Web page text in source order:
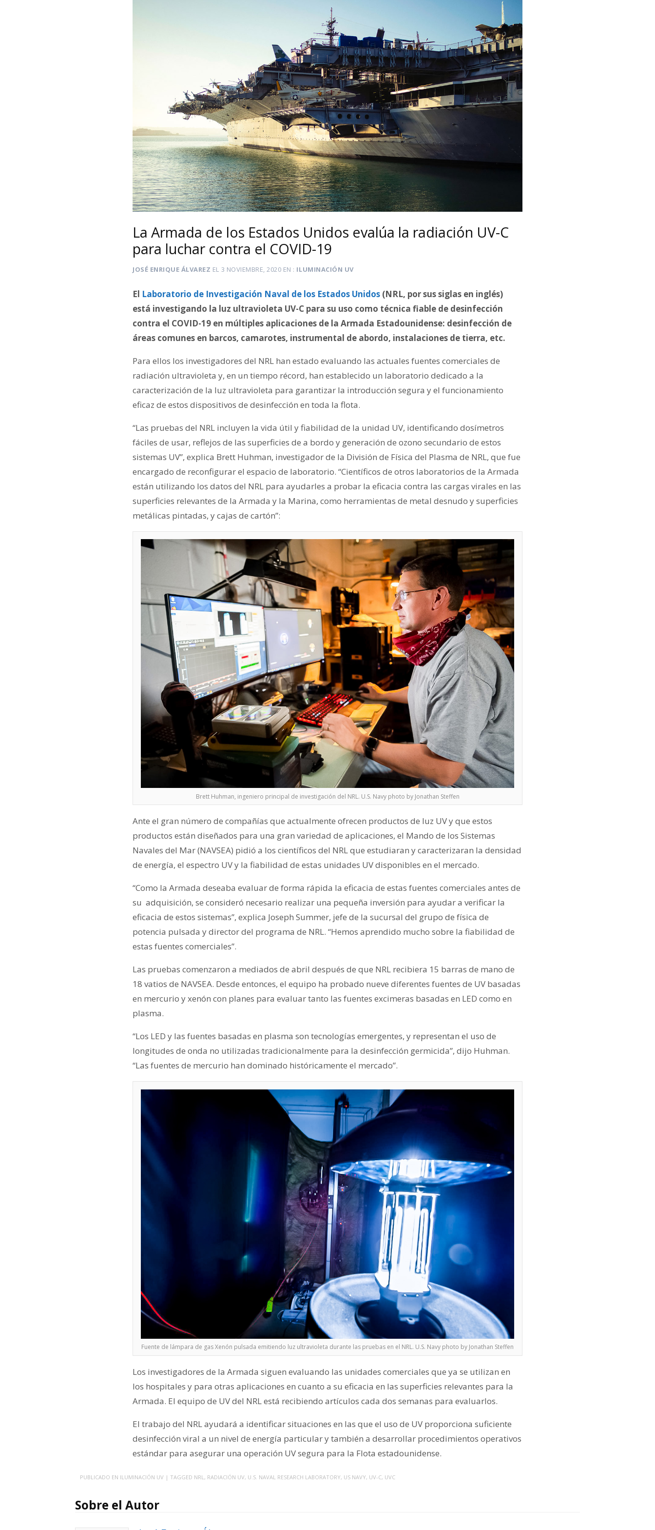
La Armada de los Estados Unidos evalúa la radiación UV-C
para luchar contra el COVID-19
JOSÉ ENRIQUE ÁLVAREZ EL 3 NOVIEMBRE, 2020 EN ILUMINACIÓN UV
El Laboratorio de Investigación Naval de los Estados Unidos (NRL, por sus siglas en inglés)
está investigando la luz ultravioleta UV-C para su uso como técnica fiable de desinfección
contra el COVID-19 en múltiples aplicaciones de la Armada Estadounidense: desinfección de
áreas comunes en barcos, camarotes, instrumental de abordo, instalaciones de tierra, etc.
Para ellos los investigadores del NRL han estado evaluando las actuales fuentes comerciales de
radiación ultravioleta y, en un tiempo récord, han establecido un laboratorio dedicado a la
caracterización de la luz ultravioleta para garantizar la introducción segura y el funcionamiento
eficaz de estos dispositivos de desinfección en toda la flota.
“Las pruebas del NRL incluyen la vida útil y fiabilidad de la unidad UV, identificando dosímetros
fáciles de usar, reflejos de las superficies de a bordo y generación de ozono secundario de estos
sistemas UV”, explica Brett Huhman, investigador de la División de Física del Plasma de NRL, que fue
encargado de reconfigurar el espacio de laboratorio. “Científicos de otros laboratorios de la Armada
están utilizando los datos del NRL para ayudarles a probar la eficacia contra las cargas virales en las
superficies relevantes de la Armada y la Marina, como herramientas de metal desnudo y superficies
metálicas pintadas, y cajas de cartón”:
Brett Huhman, ingeniero principal de investigación del NRL. U.S. Navy photo by Jonathan Steffen
Ante el gran número de compañías que actualmente ofrecen productos de luz UV y que estos
productos están diseñados para una gran variedad de aplicaciones, el Mando de los Sistemas
Navales del Mar (NAVSEA) pidió a los científicos del NRL que estudiaran y caracterizaran la densidad
de energía, el espectro UV y la fiabilidad de estas unidades UV disponibles en el mercado.
“Como la Armada deseaba evaluar de forma rápida la eficacia de estas fuentes comerciales antes de
su adquisición, se consideró necesario realizar una pequeña inversión para ayudar a verificar la
eficacia de estos sistemas”, explica Joseph Summer, jefe de la sucursal del grupo de física de
potencia pulsada y director del programa de NRL. “Hemos aprendido mucho sobre la fiabilidad de
estas fuentes comerciales”.
Las pruebas comenzaron a mediados de abril después de que NRL recibiera 15 barras de mano de
18 vatios de NAVSEA. Desde entonces, el equipo ha probado nueve diferentes fuentes de UV basadas
en mercurio y xenón con planes para evaluar tanto las fuentes excimeras basadas en LED como en
plasma.
“Los LED y las fuentes basadas en plasma son tecnologías emergentes, y representan el uso de
longitudes de onda no utilizadas tradicionalmente para la desinfección germicida”, dijo Huhman.
“Las fuentes de mercurio han dominado históricamente el mercado”.
Fuente de lámpara de gas Xenón pulsada emitiendo luz ultravioleta durante las pruebas en el NRL. U.S. Navy photo by Jonathan Steffen
Los investigadores de la Armada siguen evaluando las unidades comerciales que ya se utilizan en
los hospitales y para otras aplicaciones en cuanto a su eficacia en las superficies relevantes para la
Armada. El equipo de UV del NRL está recibiendo artículos cada dos semanas para evaluarlos.
El trabajo del NRL ayudará a identificar situaciones en las que el uso de UV proporciona suficiente
desinfección viral a un nivel de energía particular y también a desarrollar procedimientos operativos
estándar para asegurar una operación UV segura para la Flota estadounidense.
PUBLICADO EN ILUMINACIÓN UV | TAGGED NRL, RADIACIÓN UV, U.S. NAVAL RESEARCH LABORATORY, US NAVY, UV-C, UVC
Sobre el Autor